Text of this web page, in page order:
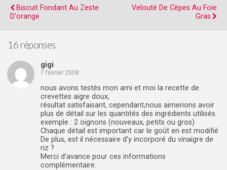
Biscuit Fondant Au Zeste
D'orange
Velouté De Cèpes Au Foie
Gras
16 réponses
gigi
7 février 2008
nous avons testés mon ami et moi la recette de
crevettes aigre doux,
résultat satisfaisant, cependant,nous aimerions avoir
plus de détail sur les quantités des ingrédients utilisés.
exemple : 2 oignons (nouveaux, petits ou gros)
Chaque détail est important car le goût en est modifié
De plus, est il nécessaire d’y incorporé du vinaigre de
riz ?
Merci d’avance pour ces informations
complémentaire.